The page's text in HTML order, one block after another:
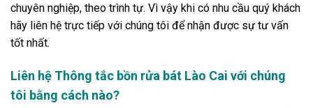
chuyên nghiệp, theo trình tự. Vì vậy khi có nhu cầu quý khách
hãy liên hệ trực tiếp với chúng tôi để nhận được sự tư vấn
tốt nhất.
Liên hệ Thông tắc bồn rửa bát Lào Cai với chúng
tôi bằng cách nào?